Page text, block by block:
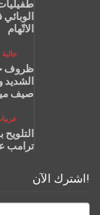
الاتّهام
جالية
ظروف
صيف
ترامب
اشترك الآن!